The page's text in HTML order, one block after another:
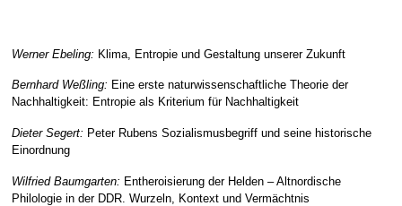
Werner Ebeling: Klima, Entropie und Gestaltung unserer Zukunft
Bernhard Weßling: Eine erste naturwissenschaftliche Theorie der
Nachhaltigkeit: Entropie als Kriterium für Nachhaltigkeit
Dieter Segert: Peter Rubens Sozialismusbegriff und seine historische
Einordnung
Wilfried Baumgarten: Entheroisierung der Helden – Altnordische
Philologie in der DDR. Wurzeln, Kontext und Vermächtnis